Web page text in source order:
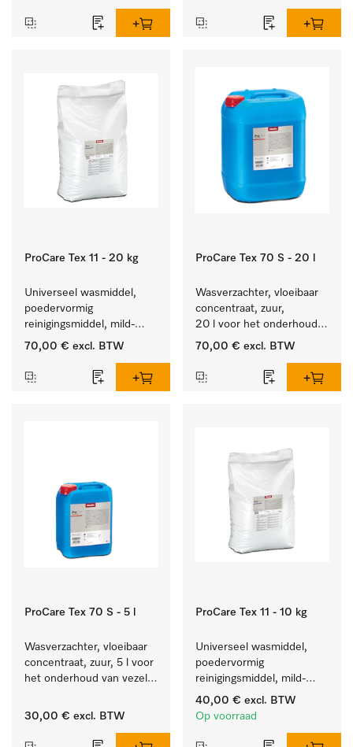
ProCare Tex 11 - 20 kg
Universeel wasmiddel,
poedervormig
reinigingsmiddel, mild-
alkalisch, 20 kg voor het
en kleurechte bonte was.
70,00 € excl. BTW
ProCare Tex 70 S - 20 l
Wasverzachter, vloeibaar
concentraat, zuur,
20 l voor het onderhoud
van vezels zodat het
70,00 € excl. BTW
ProCare Tex 70 S - 5 l
Wasverzachter, vloeibaar
concentraat, zuur, 5 l voor
het onderhoud van vezels
zacht blijft.
30,00 € excl. BTW
ProCare Tex 11 - 10 kg
Universeel wasmiddel,
poedervormig
reinigingsmiddel, mild-
alkalisch, 10 kg voor het
reinigen van wit wasgoed
40,00 € excl. BTW
Op voorraad